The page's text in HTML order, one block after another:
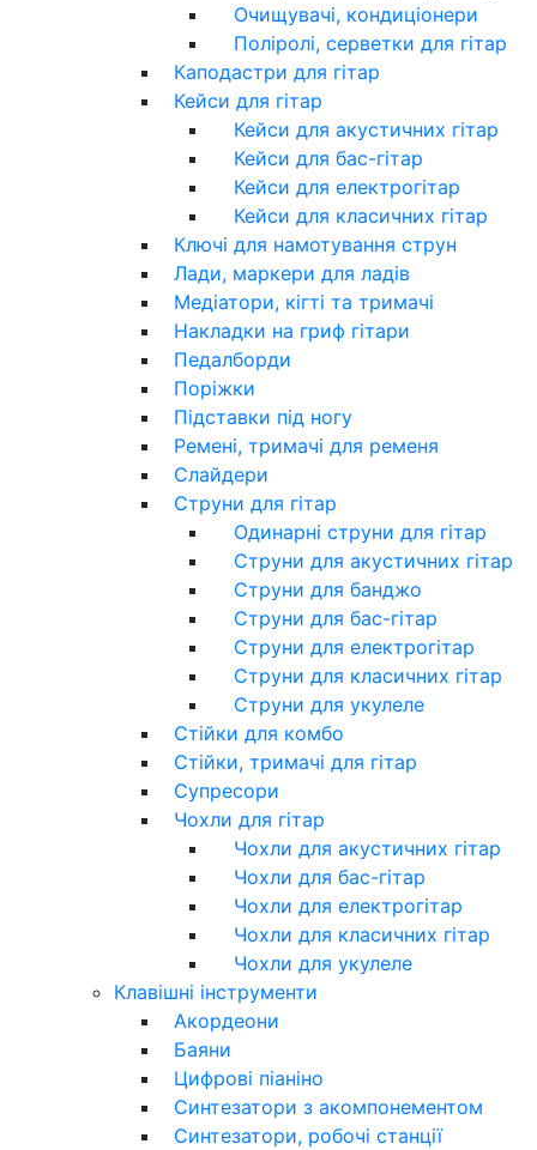
Очищувачі, кондиціонери
Поліролі, серветки для гітар
Каподастри для гітар
Кейси для гітар
Кейси для акустичних гітар
Кейси для бас-гітар
Кейси для електрогітар
Кейси для класичних гітар
Ключі для намотування струн
Лади, маркери для ладів
Медіатори, кігті та тримачі
Накладки на гриф гітари
Педалборди
Поріжки
Підставки під ногу
Ремені, тримачі для ременя
Слайдери
Струни для гітар
Одинарні струни для гітар
Струни для акустичних гітар
Струни для банджо
Струни для бас-гітар
Струни для електрогітар
Струни для класичних гітар
Струни для укулеле
Стійки для комбо
Стійки, тримачі для гітар
Супресори
Чохли для гітар
Чохли для акустичних гітар
Чохли для бас-гітар
Чохли для електрогітар
Чохли для класичних гітар
Чохли для укулеле
Клавішні інструменти
Акордеони
Баяни
Цифрові піаніно
Синтезатори з акомпонементом
Синтезатори, робочі станції